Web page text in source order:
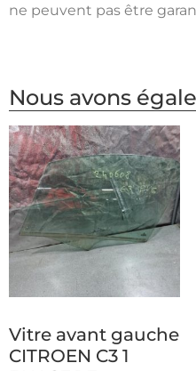
ne peuvent pas être
Nous avons
Vitre avant gauche
CITROEN C3 1